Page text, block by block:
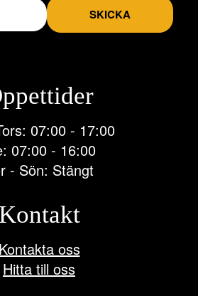
SKICKA
07:00 - 17:00
07:00 - 16:00
- Sön: Stängt
Kontakt
Kontakta oss
Hitta till oss